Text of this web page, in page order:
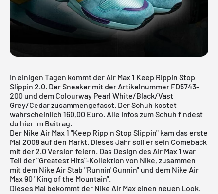
In einigen Tagen kommt der Air Max 1 Keep Rippin Stop
Slippin 2.0. Der Sneaker mit der Artikelnummer FD5743-
200 und dem Colourway Pearl White/Black/Vast
Grey/Cedar zusammengefasst. Der Schuh kostet
wahrscheinlich 160,00 Euro. Alle Infos zum Schuh findest
du hier im Beitrag.
Der Nike Air Max 1 "Keep Rippin Stop Slippin" kam das erste
Mal 2008 auf den Markt. Dieses Jahr soll er sein Comeback
mit der 2.0 Version feiern. Das Design des Air Max 1 war
Teil der "Greatest Hits"-Kollektion von Nike, zusammen
mit dem Nike Air Stab "Runnin' Gunnin" und dem Nike Air
Max 90 "King of the Mountain".
Dieses Mal bekommt der Nike Air Max einen neuen Look.